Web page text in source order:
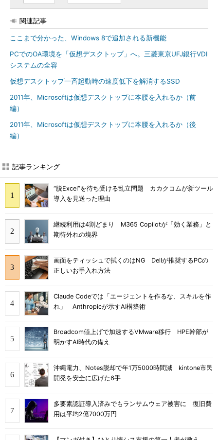
関連記事
ここまで分かった、Windows 8で追加される新機能
PCでのOA環境を「仮想デスクトップ」へ。三菱東京UFJ銀行VDI
システムの全容
仮想デスクトップ一斉起動時の速度低下を解消するSSD
2011年、Microsoftは仮想デスクトップに本腰を入れるか（前
編）
2011年、Microsoftは仮想デスクトップに本腰を入れるか（後
編）
記事ランキング
“脱Excel”を待ち受ける乱立問題 カカクコムが新ツール
導入を見送った理由
継続利用は4割どまり M365 Copilotが「効く業務」と
期待外れの境界
画面をティッシュで拭くのはNG Dellが推奨するPCの
正しいお手入れ方法
Claude Codeでは「エージェントを作るな、スキルを作
れ」 Anthropicが示すAI構築術
Broadcom値上げで加速するVMware移行 HPE幹部が
明かすAI時代の備え
沖縄電力、Notes脱却で年1万5000時間減 kintone市民
開発を安全に広げた6手
多要素認証導入済みでもランサムウェア被害に 復旧費
用は平均2億7000万円